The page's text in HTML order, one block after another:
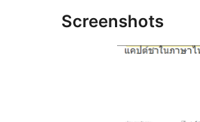
Screenshots